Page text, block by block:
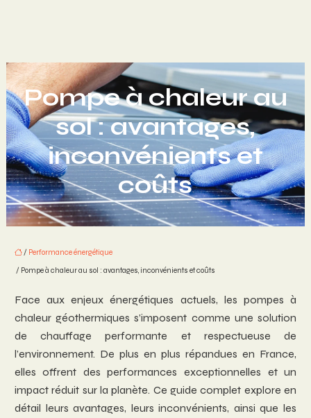
Pompe à chaleur au
sol : avantages,
inconvénients et
coûts
/ Performance énergétique
/ Pompe à chaleur au sol : avantages, inconvénients et coûts
Face aux enjeux énergétiques actuels, les pompes à
chaleur géothermiques s’imposent comme une solution
de chauffage performante et respectueuse de
l’environnement. De plus en plus répandues en France,
elles offrent des performances exceptionnelles et un
impact réduit sur la planète. Ce guide complet explore en
détail leurs avantages, leurs inconvénients, ainsi que les